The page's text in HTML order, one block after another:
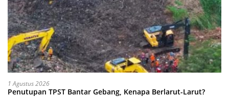
1 Agustus 2026
Penutupan TPST Bantar Gebang, Kenapa Berlarut-Larut?